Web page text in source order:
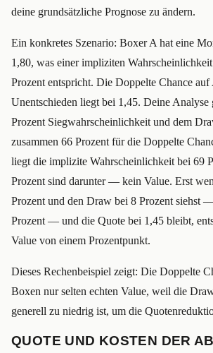
deine grundsätzliche Prognose zu ändern.
Ein konkretes Szenario: Boxer A hat eine
1,80, was einer impliziten
Prozent entspricht. Die Doppelte Chance auf
Unentschieden liegt bei 1,45. Deine
Prozent Siegwahrscheinlichkeit und dem
zusammen 66 Prozent für die Doppelte
liegt die implizite Wahrscheinlichkeit bei 69
Prozent sind darunter — kein Value. Erst
Prozent und den Draw bei 8 Prozent siehst
Prozent — und die Quote bei 1,45 bleibt,
Value von einem Prozentpunkt.
Dieses Rechenbeispiel zeigt: Die Doppelte
Boxen nur selten echten Value, weil die
generell zu niedrig ist, um die
QUOTE UND KOSTEN DER